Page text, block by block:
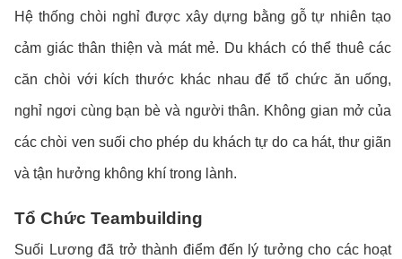
Hệ thống chòi nghỉ được xây dựng bằng gỗ tự nhiên tạo
cảm giác thân thiện và mát mẻ. Du khách có thể thuê các
căn chòi với kích thước khác nhau để tổ chức ăn uống,
nghỉ ngơi cùng bạn bè và người thân. Không gian mở của
các chòi ven suối cho phép du khách tự do ca hát, thư giãn
và tận hưởng không khí trong lành.
Tổ Chức Teambuilding
Suối Lương đã trở thành điểm đến lý tưởng cho các hoạt